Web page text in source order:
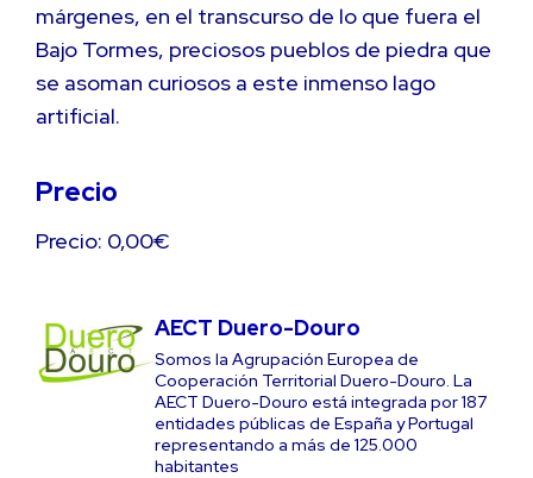
márgenes, en el transcurso de lo que fuera el
Bajo Tormes, preciosos pueblos de piedra que
se asoman curiosos a este inmenso lago
artificial.
Precio
Precio: 0,00€
AECT Duero-Douro
Somos la Agrupación Europea de
Cooperación Territorial Duero-Douro. La
AECT Duero-Douro está integrada por 187
entidades públicas de España y Portugal
representando a más de 125.000
habitantes